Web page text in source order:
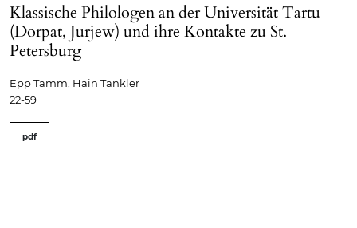
Klassische Philologen an der Universität Tartu
(Dorpat, Jurjew) und ihre Kontakte zu St.
Petersburg
Epp Tamm, Hain Tankler
22-59
pdf